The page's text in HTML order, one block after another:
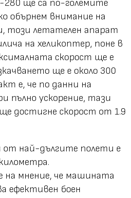
ще са по-големите
обърнем внимание на
този летателен апарат
на хеликоптер, поне в
скорост ще е
ще е около 300
е, че по данни на
пълно ускорение, тази
достигне скорост от 1.9
най-дългите полети е
на мнение, че машината
ефективен боен